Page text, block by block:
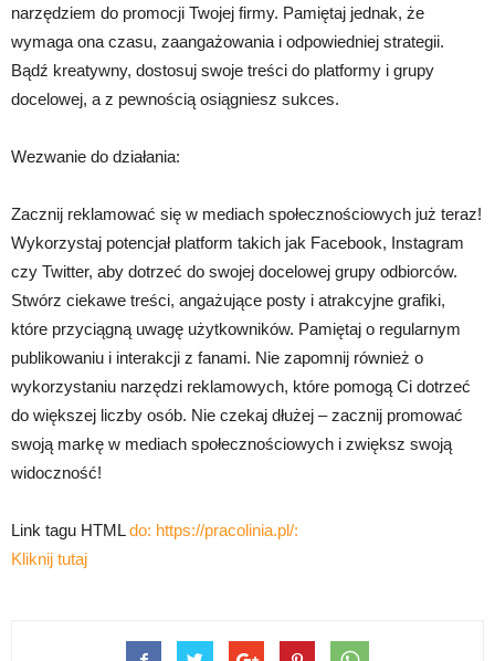
narzędziem do promocji Twojej firmy. Pamiętaj jednak, że
wymaga ona czasu, zaangażowania i odpowiedniej strategii.
Bądź kreatywny, dostosuj swoje treści do platformy i grupy
docelowej, a z pewnością osiągniesz sukces.
Wezwanie do działania:
Zacznij reklamować się w mediach społecznościowych już teraz!
Wykorzystaj potencjał platform takich jak Facebook, Instagram
czy Twitter, aby dotrzeć do swojej docelowej grupy odbiorców.
Stwórz ciekawe treści, angażujące posty i atrakcyjne grafiki,
które przyciągną uwagę użytkowników. Pamiętaj o regularnym
publikowaniu i interakcji z fanami. Nie zapomnij również o
wykorzystaniu narzędzi reklamowych, które pomogą Ci dotrzeć
do większej liczby osób. Nie czekaj dłużej – zacznij promować
swoją markę w mediach społecznościowych i zwiększ swoją
widoczność!
Link tagu HTMLdo: https://pracolinia.pl/:
Kliknij tutaj